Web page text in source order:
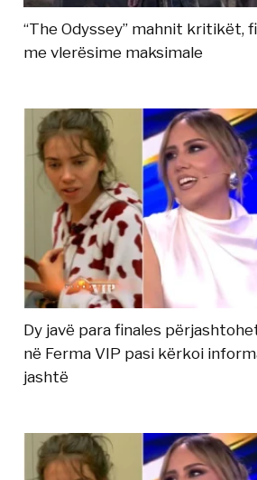
“The Odyssey” mahnit kritikët,
me vlerësime maksimale
Dy javë para finales
në Ferma VIP pasi kërkoi
jashtë